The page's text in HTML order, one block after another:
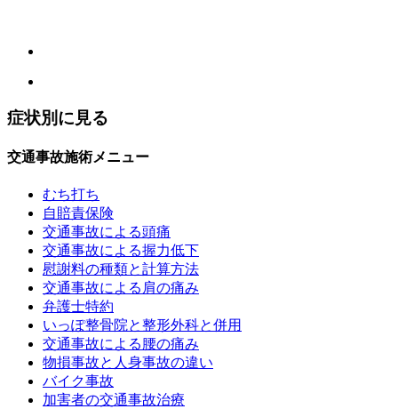
症状別に見る
交通事故施術メニュー
むち打ち
自賠責保険
交通事故による頭痛
交通事故による握力低下
慰謝料の種類と計算方法
交通事故による肩の痛み
弁護士特約
いっぽ整骨院と整形外科と併用
交通事故による腰の痛み
物損事故と人身事故の違い
バイク事故
加害者の交通事故治療